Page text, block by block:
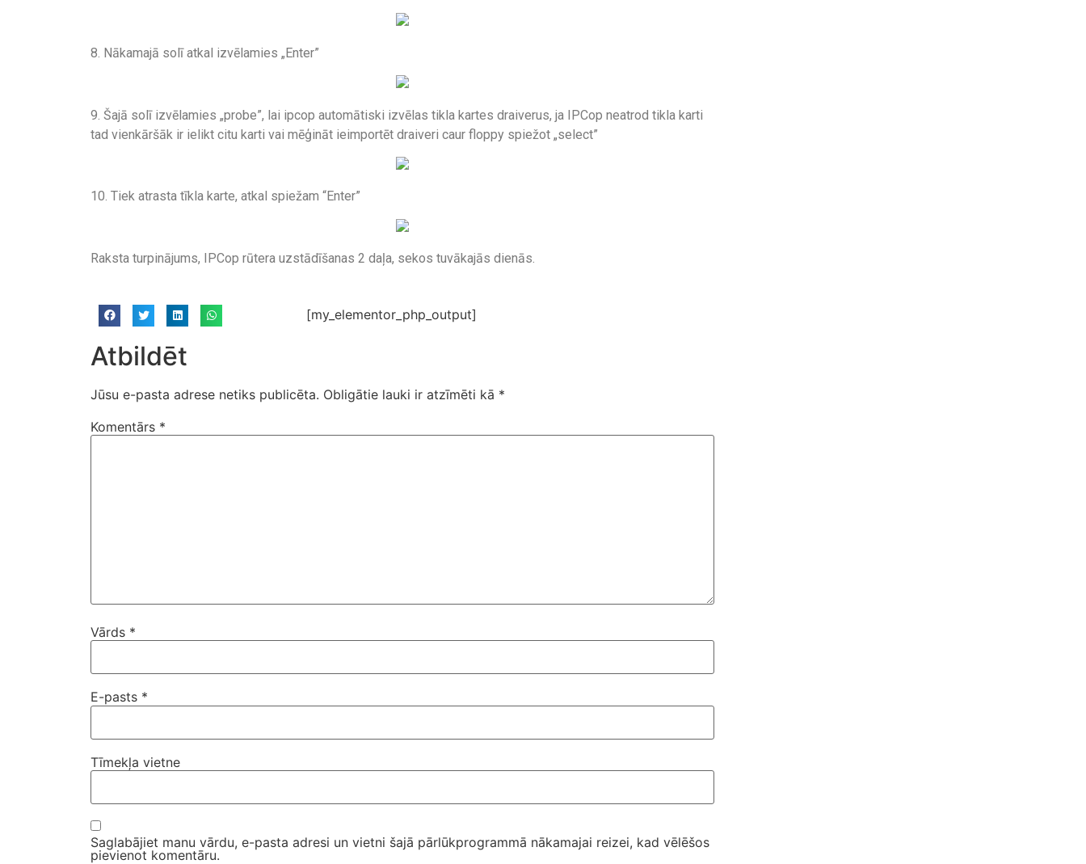
8. Nākamajā solī atkal izvēlamies „Enter”
9. Šajā solī izvēlamies „probe”, lai ipcop automātiski izvēlas tikla kartes draiverus, ja IPCop neatrod tikla karti
tad vienkāršāk ir ielikt citu karti vai mēģināt ieimportēt draiveri caur floppy spiežot „select”
10. Tiek atrasta tīkla karte, atkal spiežam “Enter”
Raksta turpinājums, IPCop rūtera uzstādīšanas 2 daļa, sekos tuvākajās dienās.
[my_elementor_php_output]
Atbildēt
Jūsu e-pasta adrese netiks publicēta. Obligātie lauki ir atzīmēti kā *
Komentārs *
Vārds *
E-pasts *
Tīmekļa vietne
Saglabājiet manu vārdu, e-pasta adresi un vietni šajā pārlūkprogrammā nākamajai reizei, kad vēlēšos
pievienot komentāru.